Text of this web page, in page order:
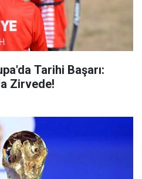
Tarihi Başarı:
Zirvede!